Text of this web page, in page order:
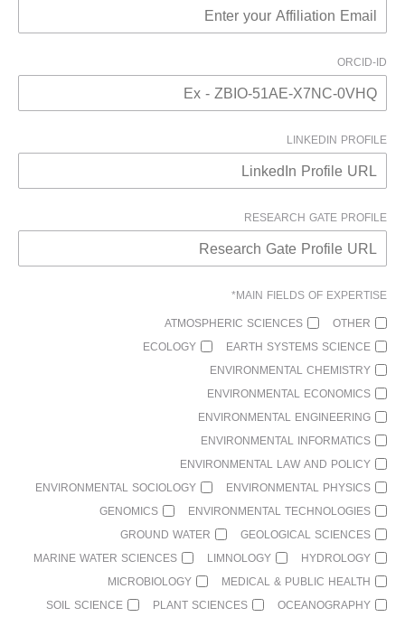
ORCID-ID
LINKEDIN PROFILE
RESEARCH GATE PROFILE
MAIN FIELDS OF EXPERTISE*
OTHER
ATMOSPHERIC SCIENCES
EARTH SYSTEMS SCIENCE
ECOLOGY
ENVIRONMENTAL CHEMISTRY
ENVIRONMENTAL ECONOMICS
ENVIRONMENTAL ENGINEERING
ENVIRONMENTAL INFORMATICS
ENVIRONMENTAL LAW AND POLICY
ENVIRONMENTAL PHYSICS
ENVIRONMENTAL SOCIOLOGY
ENVIRONMENTAL TECHNOLOGIES
GENOMICS
GEOLOGICAL SCIENCES
GROUND WATER
HYDROLOGY
LIMNOLOGY
MARINE WATER SCIENCES
MEDICAL & PUBLIC HEALTH
MICROBIOLOGY
OCEANOGRAPHY
PLANT SCIENCES
SOIL SCIENCE